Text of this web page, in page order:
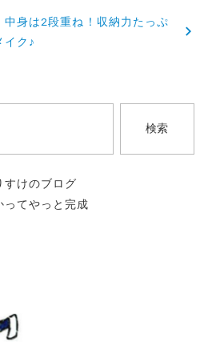
中身は2段重ね！収納力たっぷ
イク♪
検索
すけのブログ
てやっと完成